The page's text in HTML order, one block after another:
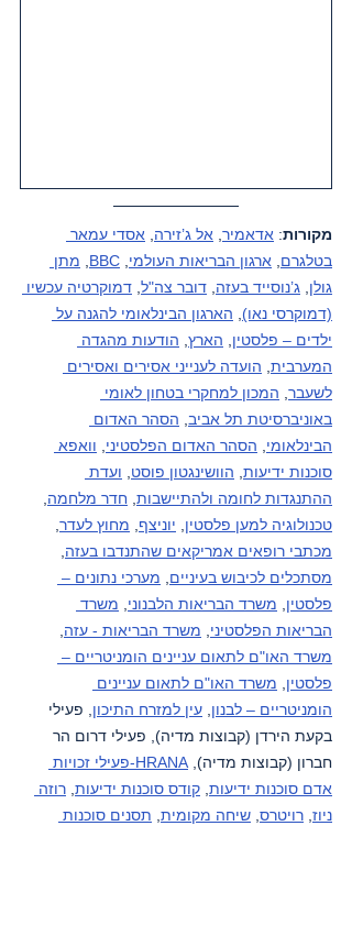
מקורות: אדאמיר אל ג’זירה
אסדי עמאר
בטלגרם
ארגון הבריאות העולמי BBC
מתן
גולן ג’נוסייד בעזה דובר צה"ל דמוקרטיה עכשיו
(דמוקרסי נאו)
הארגון הבינלאומי להגנה על
ילדים – פלסטין
הארץ הודעות מהגדה
המערבית הועדה לענייני אסירים ואסירים
לשעבר המכון למחקרי בטחון לאומי
באוניברסיטת תל אביב הסהר האדום
הבינלאומי
הסהר האדום הפלסטיני
וואפא
סוכנות ידיעות הוושינגטון פוסט
ועדת
ההתנגדות לחומה ולהתיישבות חדר מלחמה
טכנולוגיה למען פלסטין
יוניצף מחוץ לעדר
מכתבי רופאים אמריקאים שהתנדבו בעזה
מסתכלים לכיבוש בעיניים
מערכי נתונים –
פלסטין
משרד הבריאות הלבנוני
משרד
הבריאות הפלסטיני
משרד הבריאות - עזה
משרד האו"ם לתאום עניינים הומניטריים –
פלסטין
משרד האו"ם לתאום עניינים
הומניטריים – לבנון עין למזרח התיכון , פעילי
בקעת הירדן (קבוצות מדיה), פעילי דרום הר
חברון (קבוצות מדיה),
HRANA-פעילי זכויות
אדם סוכנות ידיעות קודס סוכנות ידיעות רוזה
ניוז רויטרס שיחה מקומית תסנים סוכנות